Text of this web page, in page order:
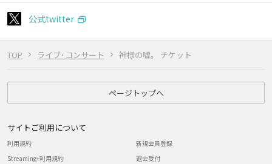
TOP ライブ･コンサート 神様の嘘。 チケット
公式twitter
ページトップへ
サイトご利用について
利用規約
Streaming+利用規約
新規会員登録
退会受付